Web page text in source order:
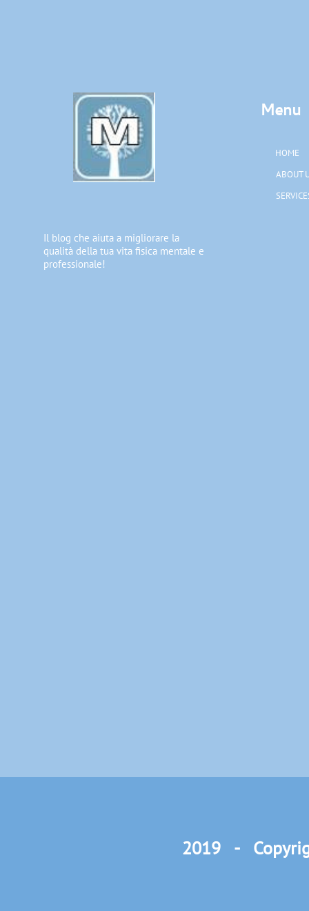
2019 -
Il blog che aiuta a migliorare la
qualità della tua vita fisica mentale e
professionale!
Menu
HOME
ABOUT